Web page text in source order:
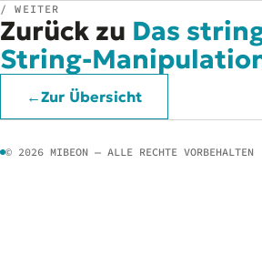
/ WEITER
Zurück zu Das
String-
←Zur Übersicht
© 2026 MIBEON — ALLE RECHTE VORBEHALTEN